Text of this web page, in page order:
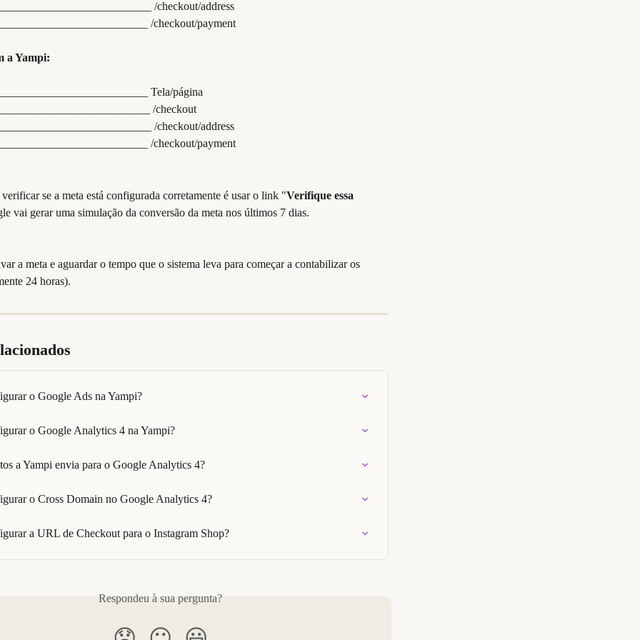
/checkout/address
/checkout/payment
a Yampi:
Tela/página
/checkout
/checkout/address
/checkout/payment
se a meta está configurada corretamente é usar o link "Verifique essa
vai gerar uma simulação da conversão da meta nos últimos 7 dias.
a meta e aguardar o tempo que o sistema leva para começar a contabilizar os
24 horas).
o Google Ads na Yampi?
o Google Analytics 4 na Yampi?
a Yampi envia para o Google Analytics 4?
o Cross Domain no Google Analytics 4?
a URL de Checkout para o Instagram Shop?
Respondeu à sua pergunta?